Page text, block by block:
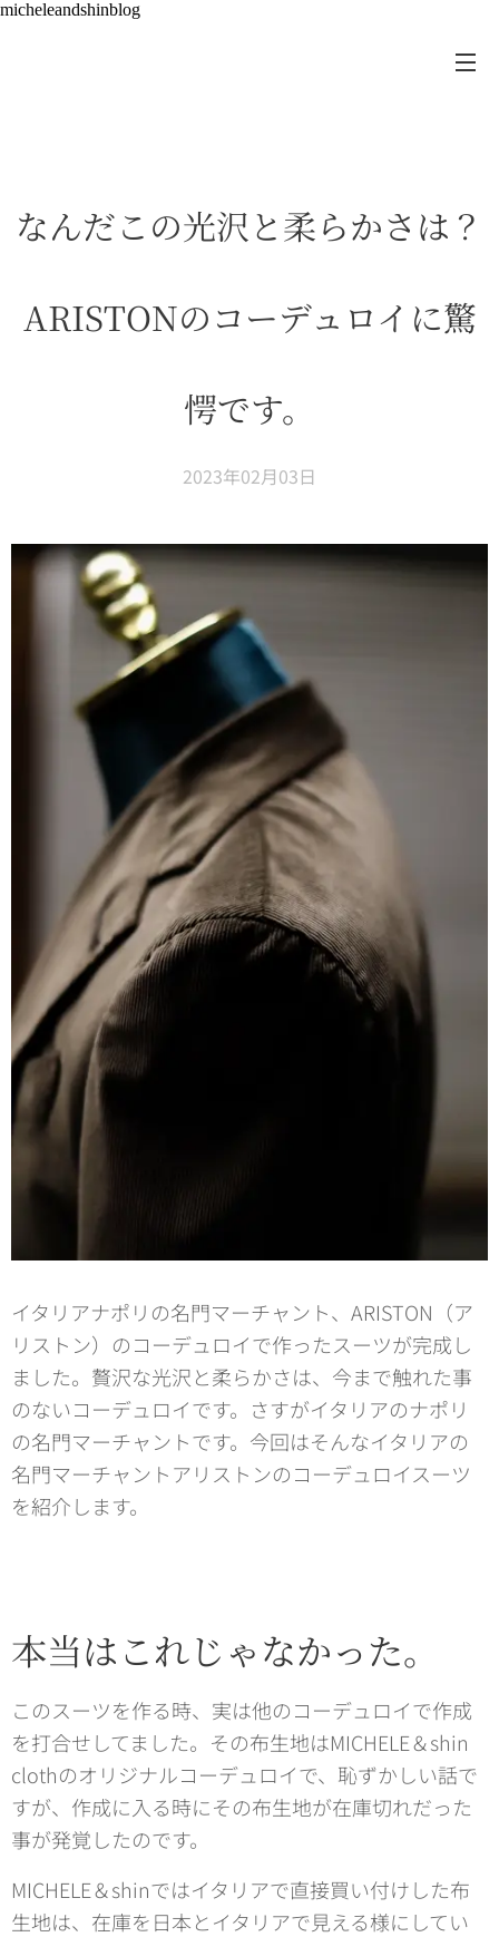
micheleandshinblog
なんだこの光沢と柔らかさは？
ARISTONのコーデュロイに驚
愕です。
2023年02月03日
イタリアナポリの名門マーチャント、ARISTON（ア
リストン）のコーデュロイで作ったスーツが完成し
ました。贅沢な光沢と柔らかさは、今まで触れた事
のないコーデュロイです。さすがイタリアのナポリ
の名門マーチャントです。今回はそんなイタリアの
名門マーチャントアリストンのコーデュロイスーツ
を紹介します。
本当はこれじゃなかった。
このスーツを作る時、実は他のコーデュロイで作成
を打合せしてました。その布生地はMICHELE＆shin
clothのオリジナルコーデュロイで、恥ずかしい話で
すが、作成に入る時にその布生地が在庫切れだった
事が発覚したのです。
MICHELE＆shinではイタリアで直接買い付けした布
生地は、在庫を日本とイタリアで見える様にしてい